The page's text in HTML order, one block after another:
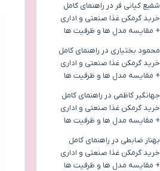
شفیع کیانی فر در راهنمای کامل
خرید گرمکن غذا صنعتی و اداری
+ مقایسه مدل ها و ظرفیت ها
محمود بختیاری در راهنمای کامل
خرید گرمکن غذا صنعتی و اداری
+ مقایسه مدل ها و ظرفیت ها
جهانگیر کاظمی در راهنمای کامل
خرید گرمکن غذا صنعتی و اداری
+ مقایسه مدل ها و ظرفیت ها
بهناز ضابطی در راهنمای کامل
خرید گرمکن غذا صنعتی و اداری
+ مقایسه مدل ها و ظرفیت ها